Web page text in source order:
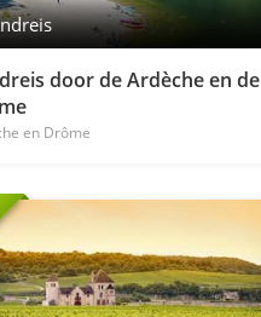
door de Ardèche en de
en Drôme